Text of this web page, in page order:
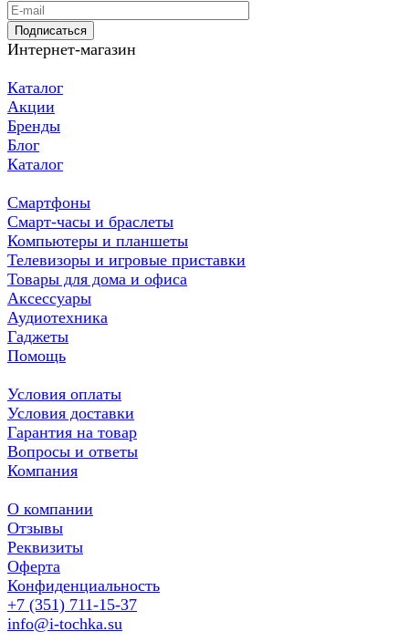
Подписаться
Интернет-магазин
Каталог
Акции
Бренды
Блог
Каталог
Смартфоны
Смарт-часы и браслеты
Компьютеры и планшеты
Телевизоры и игровые приставки
Товары для дома и офиса
Аксессуары
Аудиотехника
Гаджеты
Помощь
Условия оплаты
Условия доставки
Гарантия на товар
Вопросы и ответы
Компания
О компании
Отзывы
Реквизиты
Оферта
Конфиденциальность
+7 (351) 711-15-37
info@i-tochka.su